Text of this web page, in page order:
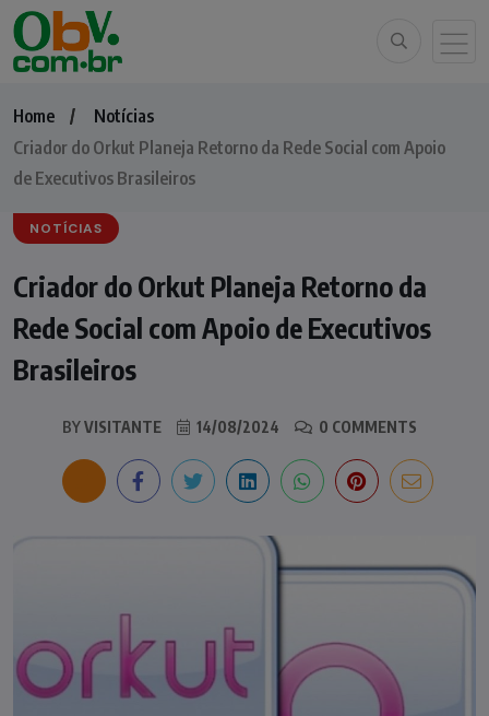
Home
Notícias
Criador do Orkut Planeja Retorno da Rede Social com Apoio
de Executivos Brasileiros
NOTÍCIAS
Criador do Orkut Planeja Retorno da
Rede Social com Apoio de Executivos
Brasileiros
BYVISITANTE 14/08/2024 0 COMMENTS